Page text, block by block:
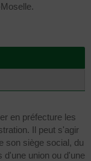
en préfecture les
Il peut s'agir
son siège social, du
d'une union ou d'une